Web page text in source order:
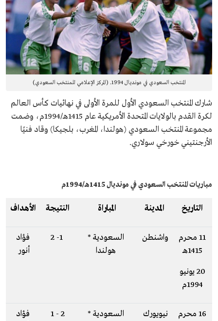
المنتخب السعودي في مونديال 1994. (المركز الإعلامي للمنتخب السعودي)
شارك المنتخب السعودي الأول للمرة الأولى في نهائيات كأس العالم
لكرة القدم بالولايات المتحدة الأمريكية عام 1415هـ/1994م، وضمت
مجموعة المنتخب السعودي (هولندا، المغرب، بلجيكا) وقاد فنيًا
الأرجنتيني خورخي سولاري.
مباريات المنتخب السعودي في مونديال 1415هـ/1994م
التاريخ المدينة المباراة النتيجة الأهداف
11 محرم
1415هـ
20 يونيو
1994م
واشنطن
السعودية *
هولندا
1- 2
فؤاد
أنور
16 محرم
نيويورك
السعودية *
2 - 1
فؤاد